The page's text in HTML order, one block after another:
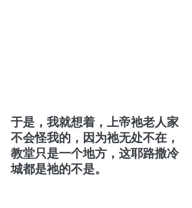
于是，我就想着，上帝祂老人家
不会怪我的，因为祂无处不在，
教堂只是一个地方，这耶路撒冷
城都是祂的不是。